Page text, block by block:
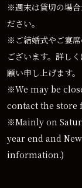
※週末は貸切の場合
ださい。
※ご結婚式やご宴
ございます。詳し
願い申し上げます。
※We may be
contact the store
※Mainly on
year end and
information.)